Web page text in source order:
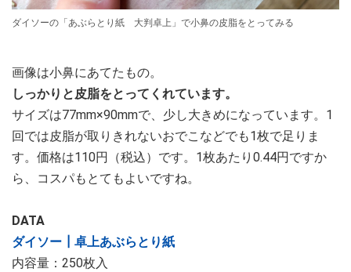
ダイソーの「あぶらとり紙 大判卓上」で小鼻の皮脂をとってみる
画像は小鼻にあてたもの。
しっかりと皮脂をとってくれています。
サイズは77mm×90mmで、少し大きめになっています。1
回では皮脂が取りきれないおでこなどでも1枚で足りま
す。価格は110円（税込）です。1枚あたり0.44円ですか
ら、コスパもとてもよいですね。
DATA
ダイソー┃卓上あぶらとり紙
内容量：250枚入